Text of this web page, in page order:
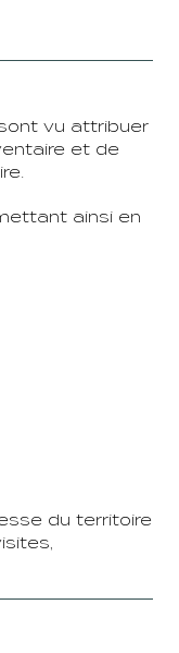
vu attribuer
et de
ainsi en
du territoire